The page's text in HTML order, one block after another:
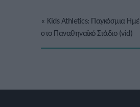
« Kids Athletics: Παγκόσμια
στο Παναθηναϊκό Στάδιο (vid)